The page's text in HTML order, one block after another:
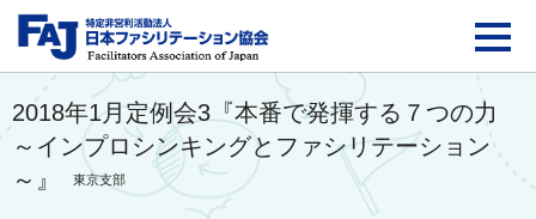
FAJ：特定非営利活動
2018年1月定例会3『本番で発揮する７つの力
～インプロシンキングとファシリテーション
～』
東京支部